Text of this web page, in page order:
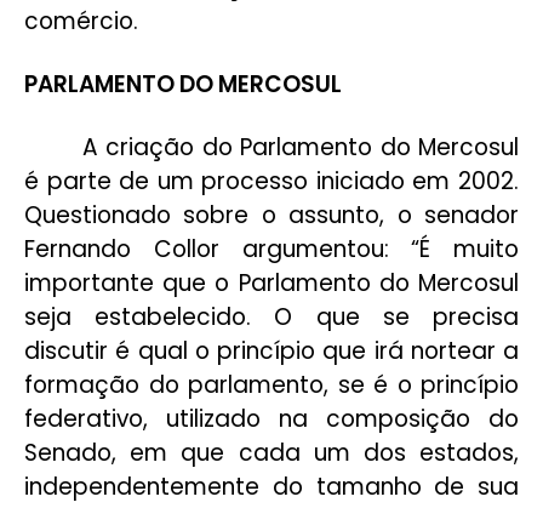
comércio.
PARLAMENTO DO MERCOSUL
A criação do Parlamento do Mercosul
é parte de um processo iniciado em 2002.
Questionado sobre o assunto, o senador
Fernando Collor argumentou: “É muito
importante que o Parlamento do Mercosul
seja estabelecido. O que se precisa
discutir é qual o princípio que irá nortear a
formação do parlamento, se é o princípio
federativo, utilizado na composição do
Senado, em que cada um dos estados,
independentemente do tamanho de sua